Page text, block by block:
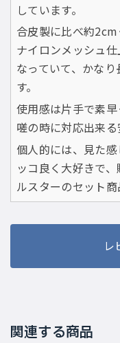
しています。
合皮製に比べ約2cm
ナイロンメッシュ
なっていて、かな
す。
使用感は片手で素
嗟の時に対応出来る
個人的には、見た
ッコ良く大好きで
ルスターのセット商
レ
関連する商品